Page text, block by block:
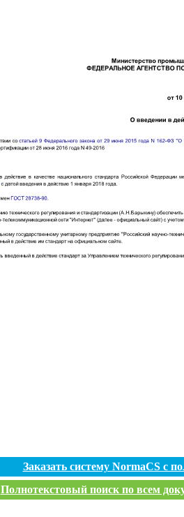
Заказать систему NormaCS с
Полнотекстовый поиск по всем